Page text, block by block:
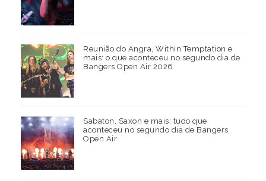
Reunião do Angra, Within Temptation e
mais: o que aconteceu no segundo dia de
Bangers Open Air 2026
Sabaton, Saxon e mais: tudo que
aconteceu no segundo dia de Bangers
Open Air